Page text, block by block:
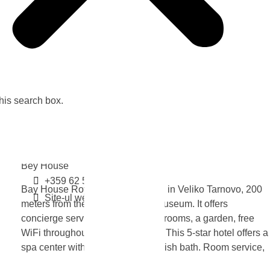
search box.
+359 62 508 686
Site-ul web
Bey House
Bay House Royal Hotel is located in Veliko Tarnovo, 200
meters from the Archaeological Museum. It offers
concierge services, non-smoking rooms, a garden, free
WiFi throughout and a restaurant. This 5-star hotel offers a
spa center with a hot tub and Turkish bath. Room service,